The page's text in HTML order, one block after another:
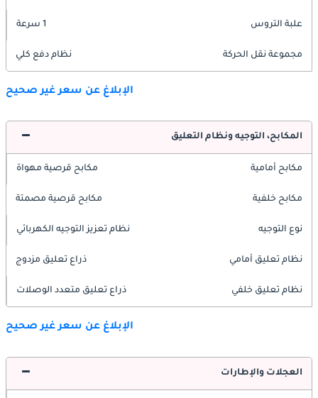
علبة التروس 1 سرعة
مجموعة نقل الحركة نظام دفع كلي
الإبلاغ عن سعر غير صحيح
المكابح، التوجيه ونظام التعليق
مكابح أمامية مكابح قرصية مهواة
مكابح خلفية مكابح قرصية مصمتة
نوع التوجيه نظام تعزيز التوجيه الكهربائي
نظام تعليق أمامي ذراع تعليق مزدوج
نظام تعليق خلفي ذراع تعليق متعدد الوصلات
الإبلاغ عن سعر غير صحيح
العجلات والإطارات